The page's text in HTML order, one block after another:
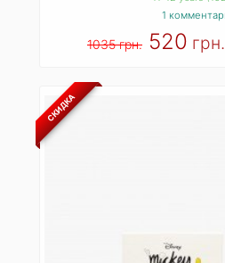
1
1035 грн. 520 грн.
СКИДКА